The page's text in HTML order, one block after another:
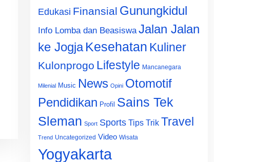
Edukasi Finansial Gunungkidul
Info Lomba dan Beasiswa Jalan Jalan
ke Jogja Kesehatan Kuliner
Kulonprogo Lifestyle Mancanegara
Milenial Music News Opini Otomotif
Pendidikan Profil Sains Tek
Sleman Sport Sports Tips Trik Travel
Trend Uncategorized Video Wisata
Yogyakarta